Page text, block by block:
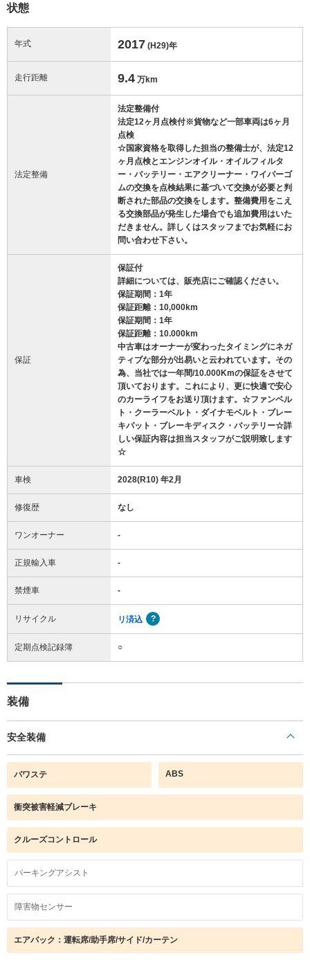
状態
年式 2017 (H29)年
走行距離 9.4 万km
法定整備
法定整備付
法定12ヶ月点検付※貨物など一部車両は6ヶ月
点検
☆国家資格を取得した担当の整備士が、法定12
ヶ月点検とエンジンオイル・オイルフィルタ
ー・バッテリー・エアクリーナー・ワイパーゴ
ムの交換を点検結果に基づいて交換が必要と判
断された部品の交換をします。整備費用をこえ
る交換部品が発生した場合でも追加費用はいた
だきません。詳しくはスタッフまでお気軽にお
問い合わせ下さい。
保証
保証付
詳細については、販売店にご確認ください。
保証期間：1年
保証距離：10,000km
保証期間：1年
保証距離：10.000km
中古車はオーナーが変わったタイミングにネガ
ティブな部分が出易いと云われています。その
為、当社では一年間/10.000Kmの保証をさせて
頂いております。これにより、更に快適で安心
のカーライフをお送り頂けます。☆ファンベル
ト・クーラーベルト・ダイナモベルト・ブレー
キパット・ブレーキディスク・バッテリー☆詳
しい保証内容は担当スタッフがご説明致します
☆
車検 2028(R10) 年2月
修復歴 なし
ワンオーナー -
正規輸入車 -
禁煙車 -
リサイクル リ済込
定期点検記録簿 ○
装備
安全装備
パワステ ABS
衝突被害軽減ブレーキ
クルーズコントロール
パーキングアシスト
障害物センサー
エアバック：運転席/助手席/サイド/カーテン